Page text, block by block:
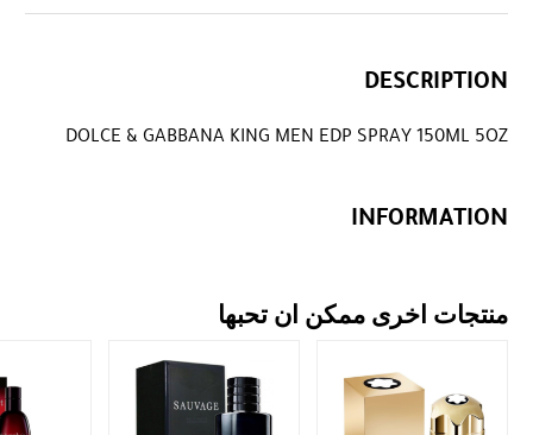
DESCRIPTION
DOLCE & GABBANA KING MEN EDP SPRAY 150ML 5OZ
INFORMATION
منتجات اخرى ممكن ان تحبها